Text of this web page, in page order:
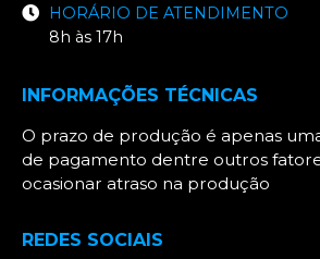
HORÁRIO DE ATENDIMENTO
8h às 17h
INFORMAÇÕES TÉCNICAS
O prazo de produção é apenas
de pagamento dentre outros
ocasionar atraso na produção
REDES SOCIAIS